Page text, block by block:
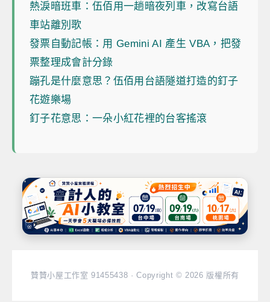
熱淚暗班車：伍佰用一趟暗夜列車，改寫台語
車站離別歌
發票自動記帳：用 Gemini AI 產生 VBA，把發
票整理成會計分錄
蹦孔是什麼意思？伍佰用台語隧道打造的釘子
花遊樂場
釘子花意思：一朵小紅花裡的台客搖滾
贊贊小屋工作室 91455438 · Copyright © 2026 版權所有